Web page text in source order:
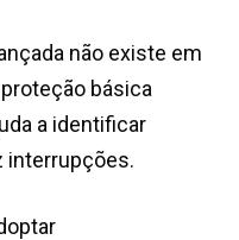
não existe em
básica
a identificar
interrupções.